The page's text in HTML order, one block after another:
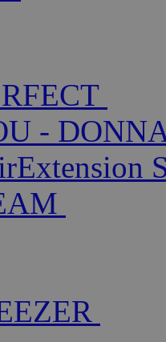
-